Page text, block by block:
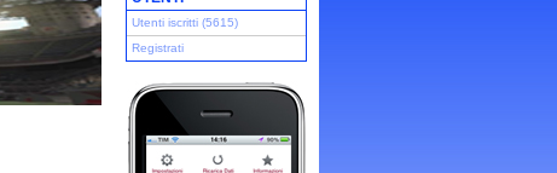
Utenti iscritti (5615)
Registrati